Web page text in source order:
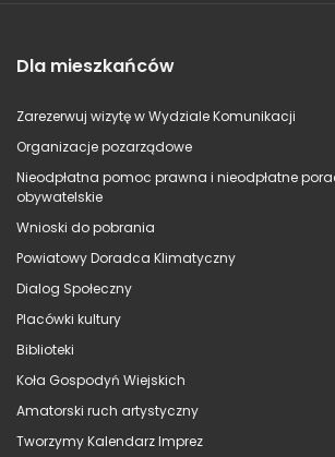
Dla mieszkańców
Zarezerwuj wizytę w Wydziale Komunikacji
Organizacje pozarządowe
Nieodpłatna pomoc prawna i nieodpłatne
obywatelskie
Wnioski do pobrania
Powiatowy Doradca Klimatyczny
Dialog Społeczny
Placówki kultury
Biblioteki
Koła Gospodyń Wiejskich
Amatorski ruch artystyczny
Tworzymy Kalendarz Imprez